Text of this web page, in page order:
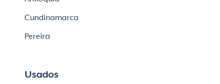
Cundinamarca
Pereira
Usados